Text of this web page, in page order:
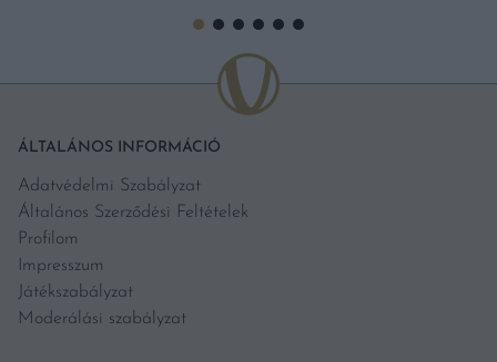
ÁLTALÁNOS INFORMÁCIÓ
Adatvédelmi Szabályzat
Általános Szerződési Feltételek
Profilom
Impresszum
Játékszabályzat
Moderálási szabályzat